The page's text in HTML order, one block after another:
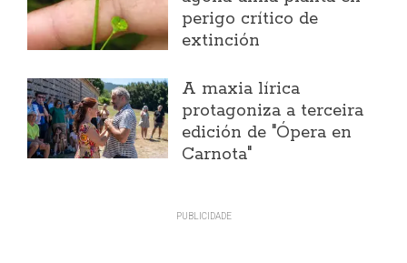
perigo crítico de
extinción
A maxia lírica
protagoniza a terceira
edición de "Ópera en
Carnota"